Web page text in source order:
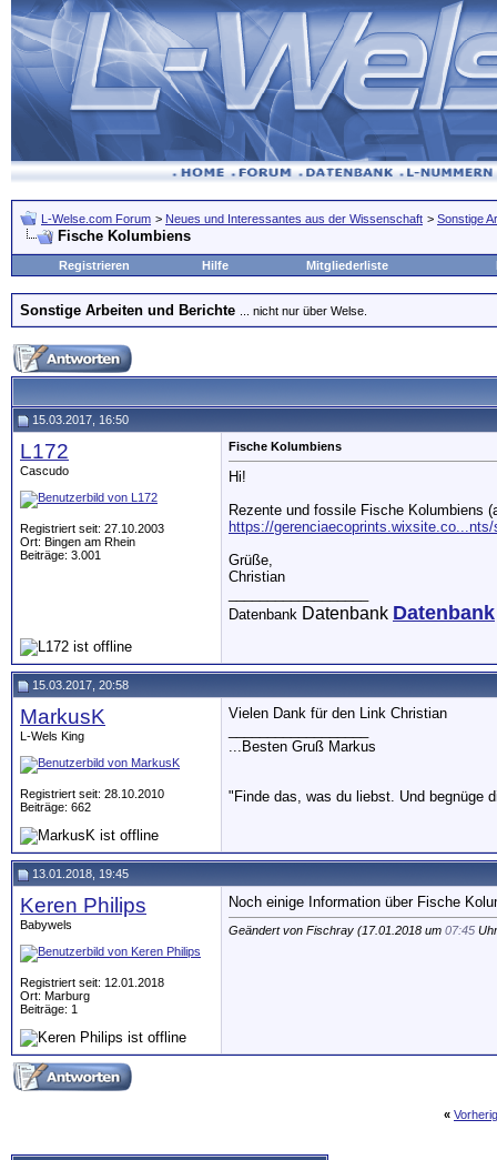
L-Welse.com Forum > Neues und Interessantes aus der Wissenschaft > Sonstige
Fische Kolumbiens
Registrieren Hilfe Mitgliederliste
Sonstige Arbeiten und Berichte ... nicht nur über Welse.
15.03.2017, 16:50
L172
Cascudo
Registriert seit: 27.10.2003
Ort: Bingen am Rhein
Beiträge: 3.001
Fische Kolumbiens
Hi!
Rezente und fossile Fische Kolumbiens
https://
Grüße,
Christian
Datenbank Datenbank Datenbank
15.03.2017, 20:58
MarkusK
L-Wels King
Registriert seit: 28.10.2010
Beiträge: 662
Vielen Dank für den Link Christian
...Besten Gruß Markus
"Finde das, was du liebst. Und begnüge
13.01.2018, 19:45
Keren Philips
Babywels
Registriert seit: 12.01.2018
Ort: Marburg
Beiträge: 1
Noch einige Information über Fische
Geändert von Fischray (17.01.2018 um 07:45
«